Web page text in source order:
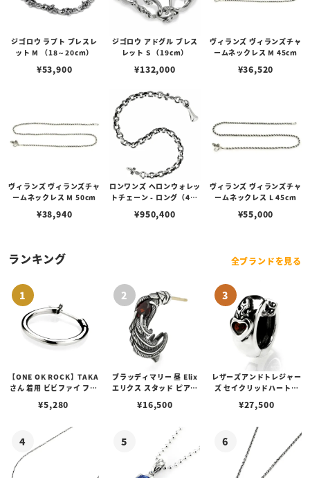
ジゴロウ ラプト ブレスレ
ット M （18～20cm）
¥53,900
ジゴロウ アドグル ブレス
レット S （19cm）
¥132,000
ヴィランズ ヴィランズチャ
ームネックレス M 45cm
¥36,520
ヴィランズ ヴィランズチャ
ームネックレス M 50cm
¥38,940
ロンワンズ ヘロンウォレッ
トチェーン - ロング（46c
ック＆クラスプ 1.0インチ
¥950,400
ヴィランズ ヴィランズチャ
ームネックレス L 45cm
¥55,000
ランキング 全ブランドを見る
【ONE OK ROCK】TAKA
さん 着用 ビビファイ フー
¥5,280
ブラッディマリー 昼 Elix
エリクス スタッド ピアス
¥16,500
レザーズアンドトレジャー
ズ セイクリッドハートピ
¥27,500